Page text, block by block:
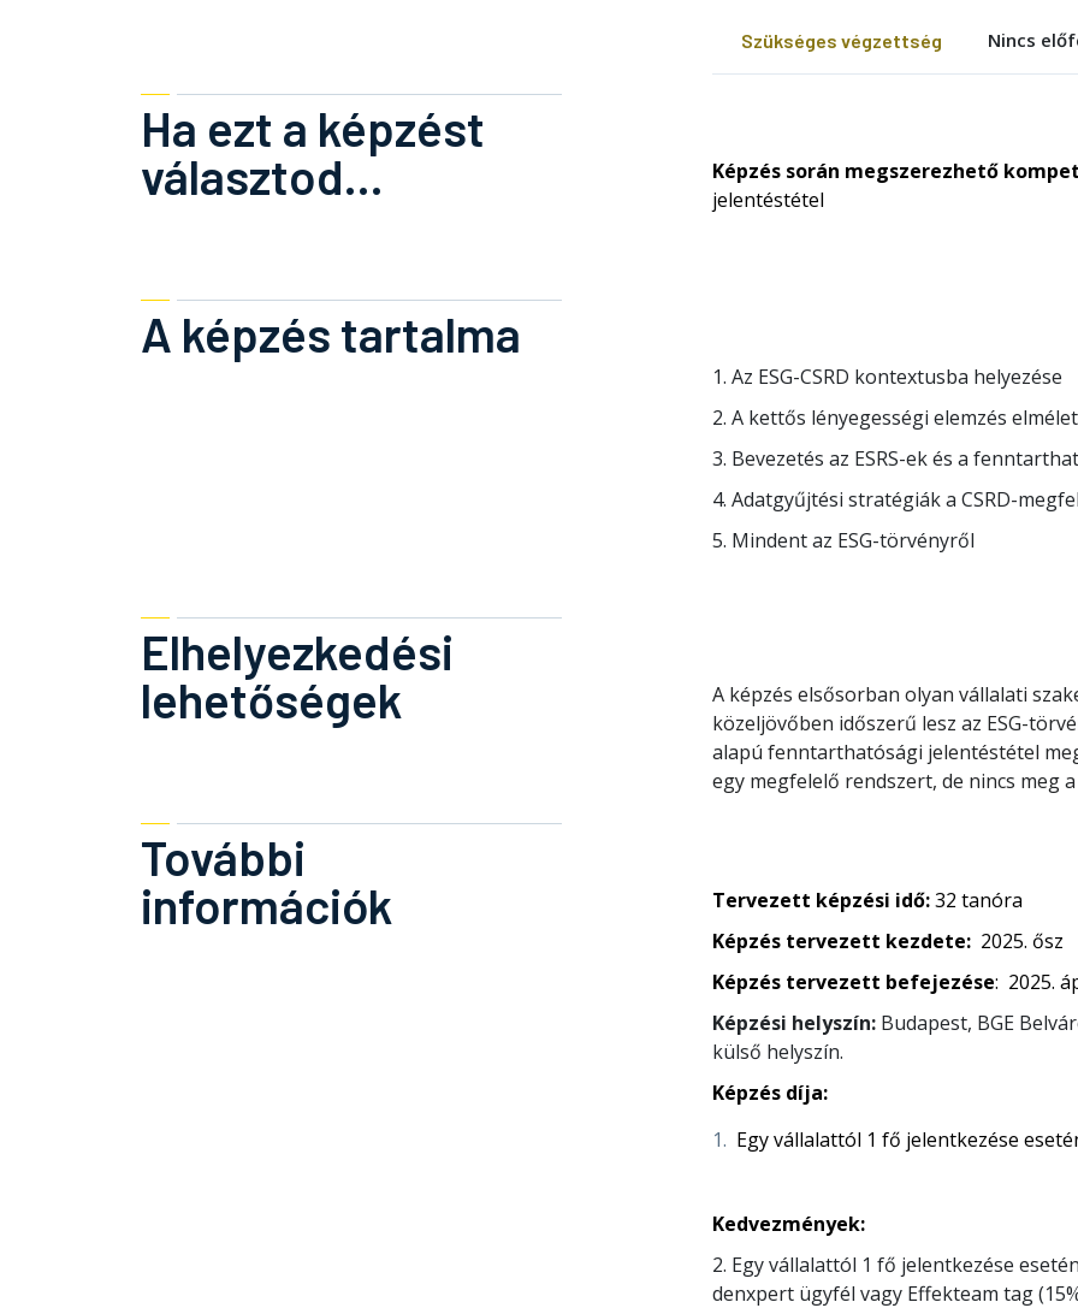
Szükséges végzettség Nincs
Ha ezt a képzést
választod...
Képzés során megszerezhető
jelentéstétel
A képzés tartalma
1. Az ESG-CSRD kontextusba helyezése
2. A kettős lényegességi elemzés
3. Bevezetés az ESRS-ek és a
4. Adatgyűjtési stratégiák a CSRD-
5. Mindent az ESG-törvényről
Elhelyezkedési
lehetőségek
A képzés elsősorban olyan vállalati
közeljövőben időszerű lesz az ESG-
alapú fenntarthatósági jelentéstétel
egy megfelelő rendszert, de nincs meg
További
információk
Tervezett képzési idő:32 tanóra
Képzés tervezett kezdete: 2025. ősz
Képzés tervezett befejezése: 2025.
Képzési helyszín: Budapest, BGE
külső helyszín.
Képzés díja:
Egy vállalattól 1 fő jelentkezése
Kedvezmények:
2. Egy vállalattól 1 fő jelentkezése
denxpert ügyfél vagy Effekteam tag